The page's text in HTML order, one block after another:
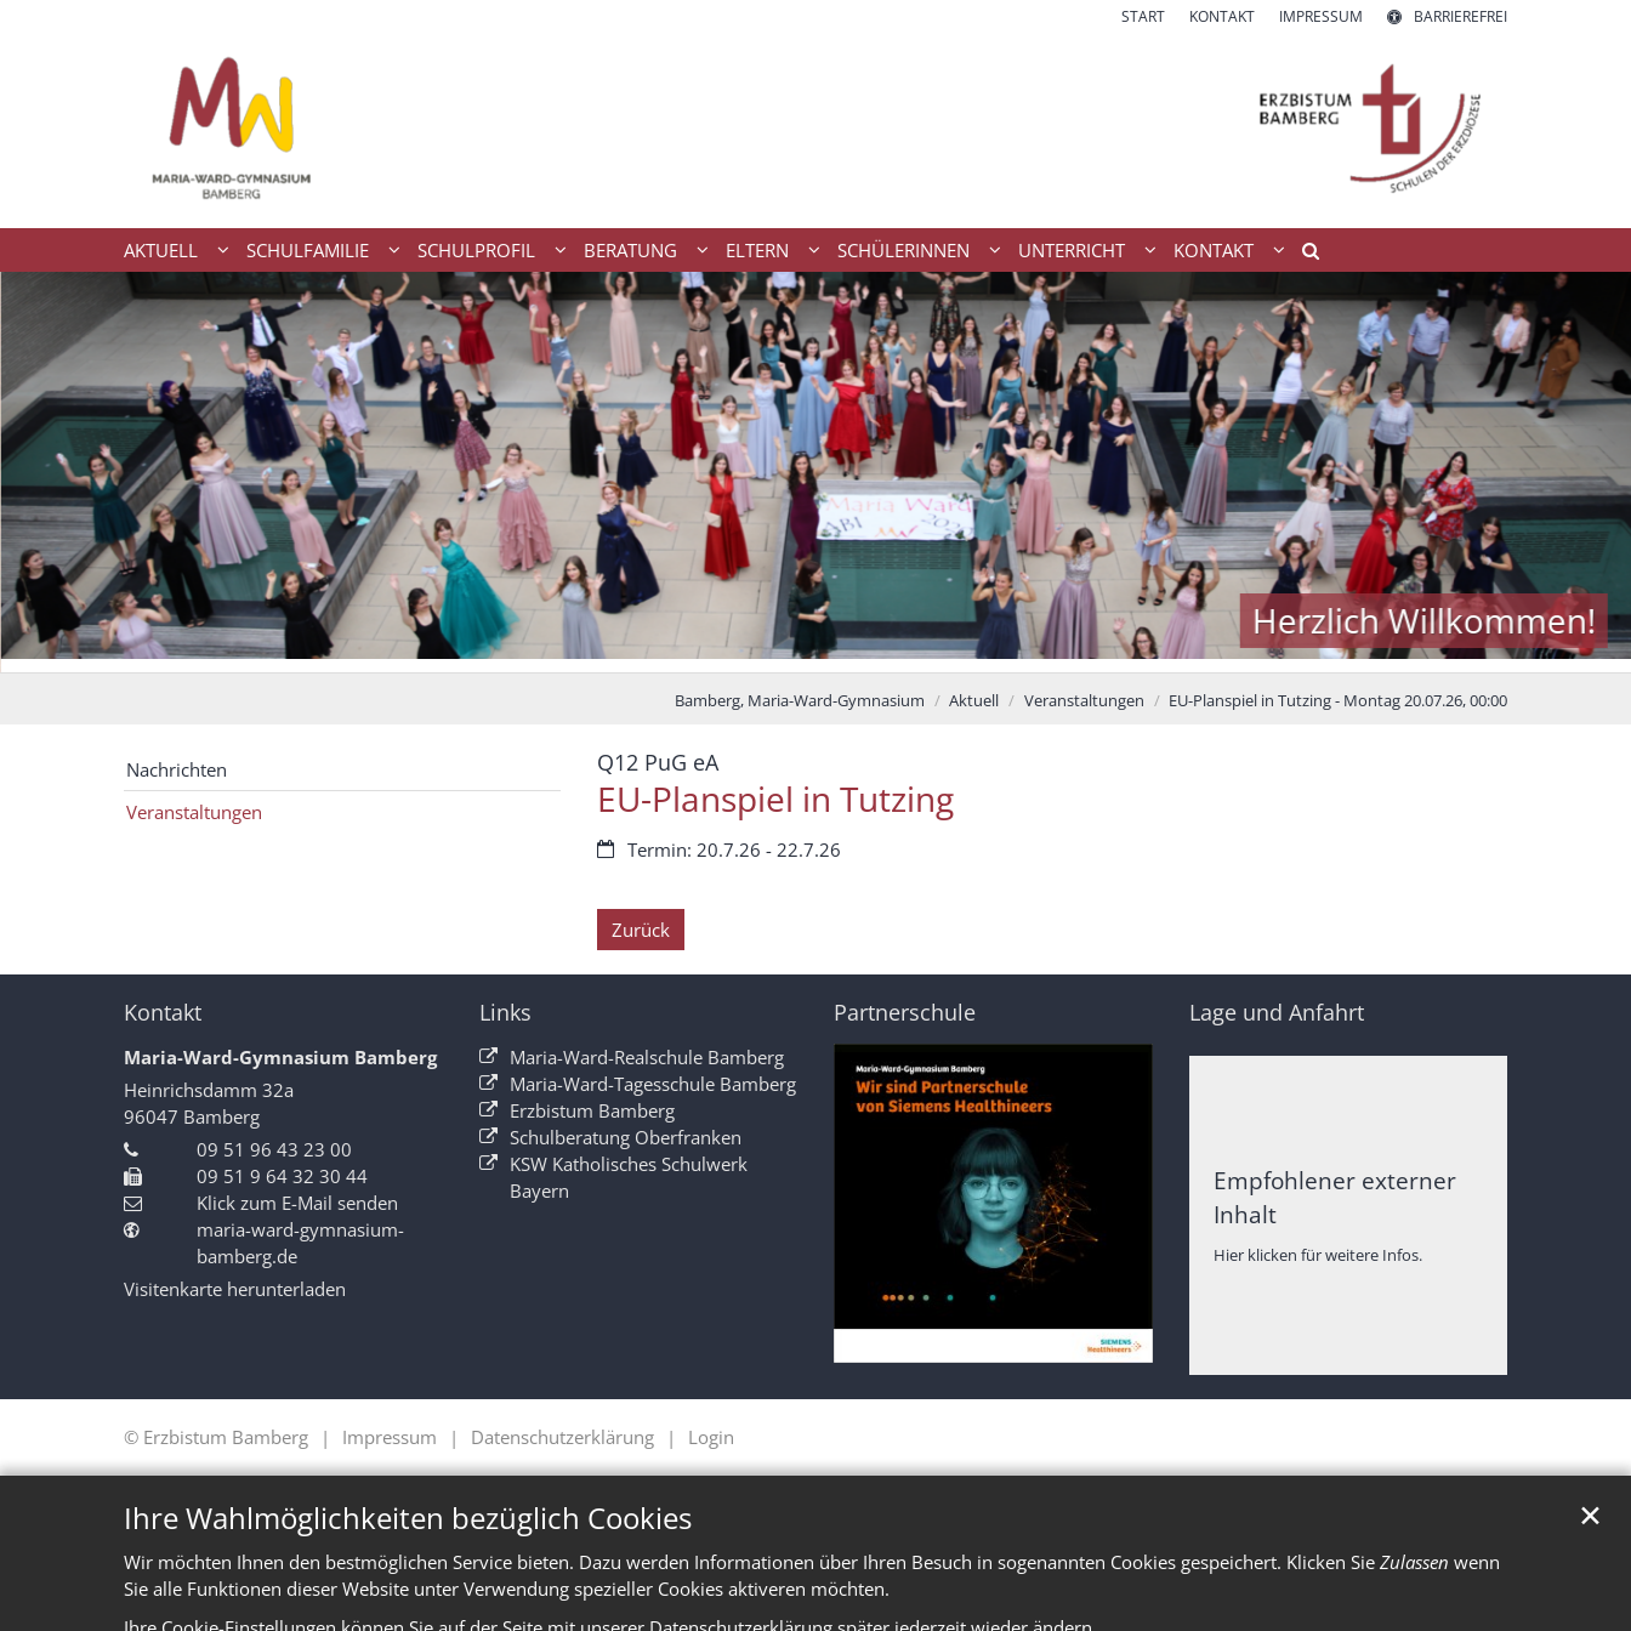
Ihre Wahlmöglichkeiten bezüglich Cookies
Wir möchten Ihnen den bestmöglichen Service bieten. Dazu werden Informationen über Ihren Besuch in sogenannten Cookies gespeichert. Klicken Sie Zulassen wenn
Sie alle Funktionen dieser Website unter Verwendung spezieller Cookies aktiveren möchten.
✕
START KONTAKT IMPRESSUM BARRIEREFREI
AKTUELL SCHULFAMILIE SCHULPROFIL BERATUNG ELTERN SCHÜLERINNEN UNTERRICHT KONTAKT
Herzlich Willkommen!
Bamberg, Maria-Ward-Gymnasium Aktuell Veranstaltungen EU-Planspiel in Tutzing - Montag 20.07.26, 00:00
Q12 PuG eA:
EU-Planspiel in Tutzing
Datum:Termin: 20.7.26 - 22.7.26
Zurück
Nachrichten
Veranstaltungen
Kontakt
Maria-Ward-Gymnasium Bamberg
Heinrichsdamm 32a
96047 Bamberg
09 51 96 43 23 00
09 51 9 64 32 30 44
Klick zum E-Mail senden
maria-ward-gymnasium-
bamberg.de
Visitenkarte herunterladen
Links
Maria-Ward-Realschule Bamberg
Maria-Ward-Tagesschule Bamberg
Erzbistum Bamberg
Schulberatung Oberfranken
KSW Katholisches Schulwerk
Bayern
Partnerschule Lage und Anfahrt
Empfohlener externer
Inhalt
Hier klicken für weitere Infos.
© Erzbistum Bamberg Impressum Datenschutzerklärung Login